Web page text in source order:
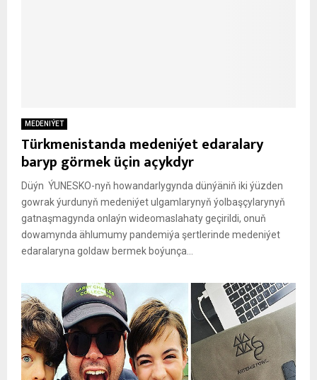
MEDENIÝET
Türkmenistanda medeniýet edaralary
baryp görmek üçin açykdyr
Düýn ÝUNESKO-nyň howandarlygynda dünýäniň iki ýüzden
gowrak ýurdunyň medeniýet ulgamlarynyň ýolbaşçylarynyň
gatnaşmagynda onlaýn wideomaslahaty geçirildi, onuň
dowamynda ählumumy pandemiýa şertlerinde medeniýet
edaralaryna goldaw bermek boýunça...